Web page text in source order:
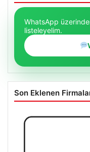
WhatsApp
listeleyelim.
Son Eklenen